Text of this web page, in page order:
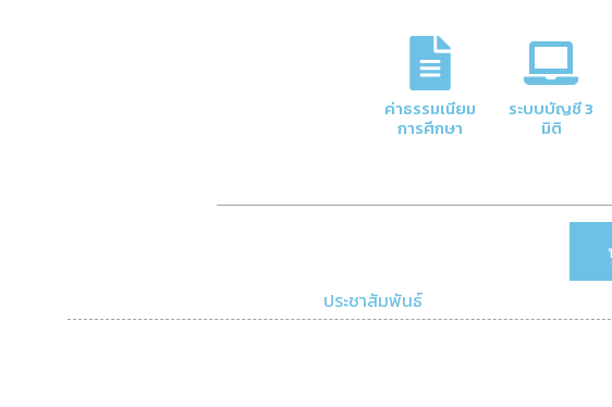
ภารกิจหลักของกองคลัง
การจัดการด้านการเงินและบัญชีของมหาวิทยาลัยให้มี
ความโปร่งใสและมีประสิทธิภาพ
ค่าธรรมเนียม
การศึกษา
ระบบบัญชี 3
มิติ
ประชาสัมพันธ์